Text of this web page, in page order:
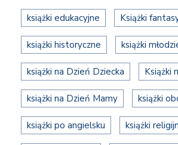
książki edukacyjne Książki
książki historyczne książki
książki na Dzień Dziecka Książki
książki na Dzień Mamy książki
książki po angielsku książki